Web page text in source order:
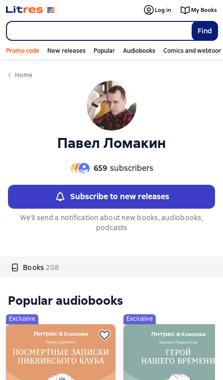
Find
Log in My Books
Promo code New releases Popular Audiobooks Comics and
Home
Павел Ломакин
659 subscribers
Subscribe to new releases
We'll send a notification about new books, audiobooks,
podcasts
Books 208
Слайдер с книгами
Popular audiobooks
Exclusive Exclusive